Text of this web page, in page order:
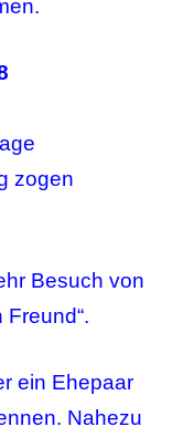
zogen
Besuch von
ein Ehepaar
Nahezu